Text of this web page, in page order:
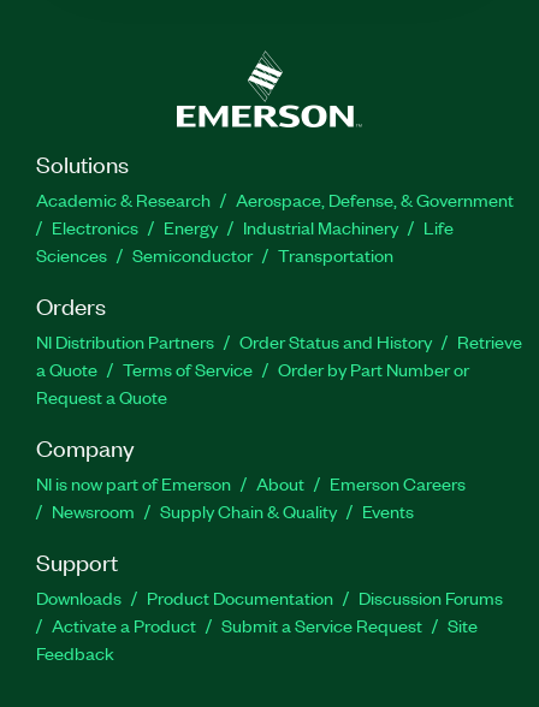
Solutions
Academic & Research
Aerospace, Defense, & Government
Electronics
Energy Industrial Machinery
Life
Sciences
Semiconductor Transportation
Orders
NI Distribution Partners Order Status and History
Retrieve
a Quote
Terms of Service
Order by Part Number or
Request a Quote
Company
NI is now part of Emerson About
Emerson Careers
Newsroom
Supply Chain & Quality Events
Support
Downloads Product Documentation
Discussion Forums
Activate a Product
Submit a Service Request
Site
Feedback